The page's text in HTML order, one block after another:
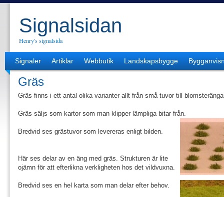
Signalsidan
Henry's signalsida
Signaler Artiklar Webbutik Landskapsbygge
Gräs
Gräs finns i ett antal olika varianter allt från små tuvor till
Gräs säljs som kartor som man klipper lämpliga bitar från.
Bredvid ses grästuvor som levereras enligt bilden.
Här ses delar av en äng med gräs. Strukturen är lite
ojämn för att efterlikna verkligheten hos det vildvuxna.
Bredvid ses en hel karta som man delar efter behov.